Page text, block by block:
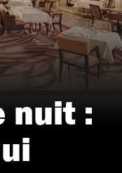
nuit :